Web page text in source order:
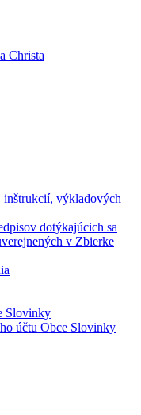
Christa
inštrukcií, výkladových
dotýkajúcich sa
v Zbierke
Slovinky
účtu Obce Slovinky